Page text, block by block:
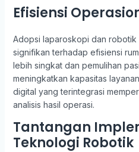
Efisiensi
Adopsi laparoskopi dan robotik
signifikan terhadap efisiensi
lebih singkat dan pemulihan
meningkatkan kapasitas
digital yang terintegrasi
analisis hasil operasi.
Tantangan
Teknologi Robotik